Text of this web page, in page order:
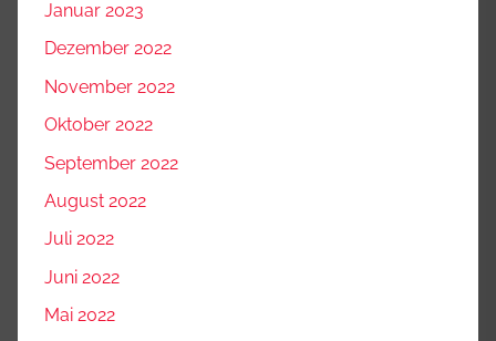
Januar 2023
Dezember 2022
November 2022
Oktober 2022
September 2022
August 2022
Juli 2022
Juni 2022
Mai 2022